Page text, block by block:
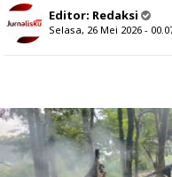
Editor: Redaksi
Selasa, 26 Mei 2026 -